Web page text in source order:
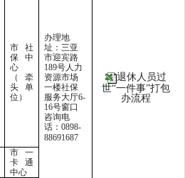
市社
保中
心
（牵
头单
位）
办理地
址：三亚
市迎宾路
189号人力
资源市场
一楼社保
服务大厅6-
16号窗口
咨询电
话：0898-
88691687
退休人员过
世“一件事”打包
办流程
市一
卡通
中心